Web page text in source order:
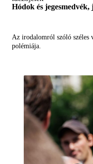
Hódok és jegesmedvék,
Az irodalomról szóló széles
polémiája.